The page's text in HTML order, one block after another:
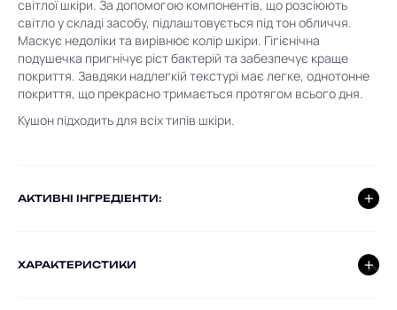
світлої шкіри. За допомогою компонентів, що розсіюють
світло у складі засобу, підлаштовується під тон обличчя.
Маскує недоліки та вирівнює колір шкіри. Гігієнічна
подушечка пригнічує ріст бактерій та забезпечує краще
покриття. Завдяки надлегкій текстурі має легке, однотонне
покриття, що прекрасно тримається протягом всього дня.
Кушон підходить для всіх типів шкіри.
AКТИВНІ ІНГРЕДІЕНТИ:
ХАРАКТЕРИСТИКИ